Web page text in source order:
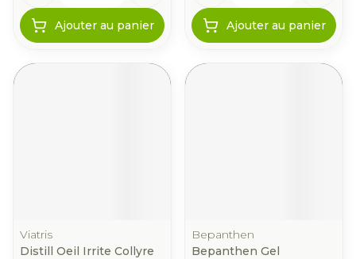
Ajouter au panier Ajouter au panier
Viatris
Distill Oeil Irrite Collyre
Bepanthen
Bepanthen Gel